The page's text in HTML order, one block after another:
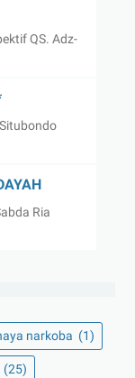
QS. Adz-
Ria
narkoba (1)
(25)